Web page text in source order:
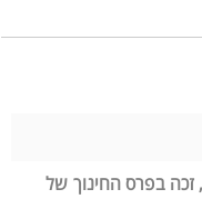
זכה בפרס החינוך של